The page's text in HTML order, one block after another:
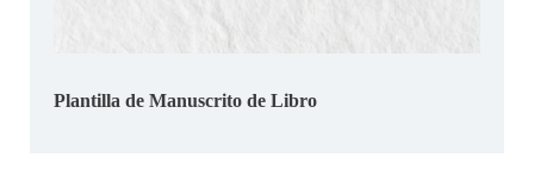
Plantilla de Manuscrito de Libro